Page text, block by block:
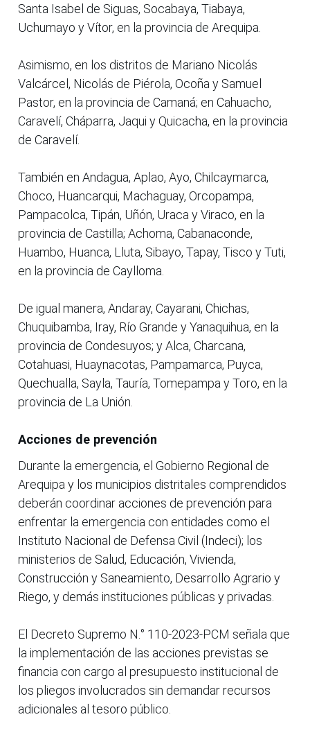
Santa Isabel de Siguas, Socabaya, Tiabaya,
Uchumayo y Vítor, en la provincia de Arequipa.
Asimismo, en los distritos de Mariano Nicolás
Valcárcel, Nicolás de Piérola, Ocoña y Samuel
Pastor, en la provincia de Camaná; en Cahuacho,
Caravelí, Cháparra, Jaqui y Quicacha, en la provincia
de Caravelí.
También en Andagua, Aplao, Ayo, Chilcaymarca,
Choco, Huancarqui, Machaguay, Orcopampa,
Pampacolca, Tipán, Uñón, Uraca y Viraco, en la
provincia de Castilla; Achoma, Cabanaconde,
Huambo, Huanca, Lluta, Sibayo, Tapay, Tisco y Tuti,
en la provincia de Caylloma.
De igual manera, Andaray, Cayarani, Chichas,
Chuquibamba, Iray, Río Grande y Yanaquihua, en la
provincia de Condesuyos; y Alca, Charcana,
Cotahuasi, Huaynacotas, Pampamarca, Puyca,
Quechualla, Sayla, Tauría, Tomepampa y Toro, en la
provincia de La Unión.
Acciones de prevención
Durante la emergencia, el Gobierno Regional de
Arequipa y los municipios distritales comprendidos
deberán coordinar acciones de prevención para
enfrentar la emergencia con entidades como el
Instituto Nacional de Defensa Civil (Indeci); los
ministerios de Salud, Educación, Vivienda,
Construcción y Saneamiento, Desarrollo Agrario y
Riego, y demás instituciones públicas y privadas.
El Decreto Supremo N.° 110-2023-PCM señala que
la implementación de las acciones previstas se
financia con cargo al presupuesto institucional de
los pliegos involucrados sin demandar recursos
adicionales al tesoro público.